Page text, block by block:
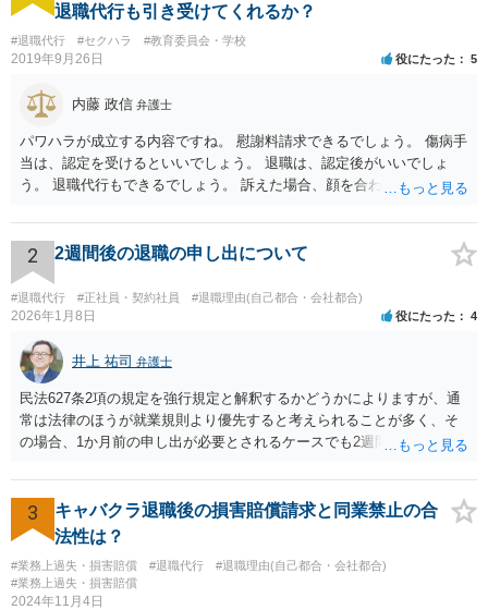
退職代行も引き受けてくれるか？
#退職代行 #セクハラ #教育委員会・学校
2019年9月26日 役にたった 5
内藤 政信 弁護士
パワハラが成立する内容ですね。 慰謝料請求できるでしょう。 傷病手
当は、認定を受けるといいでしょう。 退職は、認定後がいいでしょ
う。 退職代行もできるでしょう。 訴えた場合、顔を合わすことは、あ
れは 減じて来るでしょう。
2 2週間後の退職の申し出について
#退職代行 #正社員・契約社員 #退職理由(自己都合・会社都合)
2026年1月8日 役にたった 4
井上 祐司 弁護士
民法627条2項の規定を強行規定と解釈するかどうかによりますが、通
常は法律のほうが就業規則より優先すると考えられることが多く、そ
の場合、1か月前の申し出が必要とされるケースでも2週間前の退職予
申し出は世間のあらゆる業種で広く採用されたルールであり、それ自
体が不合理と判断されるようなものではないため、就業規則・退職金
規程において「正当な理由なく会社の承認を得ずに退職した場合や引
継ぎを行わずに退職した場合に退職金を減額ないし不支給とする」旨
の条項が設けられている場合、その制約を受けることは考えられま
す。
3
キャバクラ退職後の損害賠償請求と同業禁止の合
法性は？
#業務上過失・損害賠償 #退職代行
#退職理由(自己都合・会社都合)
#業務上過失・損害賠償
2024年11月4日